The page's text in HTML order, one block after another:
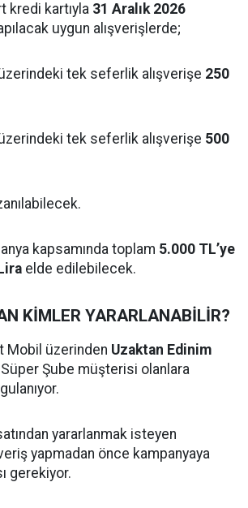
kredi kartıyla 31 Aralık 2026
uygun alışverişlerde;
tek seferlik alışverişe 250
tek seferlik alışverişe 500
kapsamında toplam 5.000 TL’ye
elde edilebilecek.
KİMLER YARARLANABİLİR?
Mobil üzerinden Uzaktan Edinim
Şube müşterisi olanlara
yararlanmak isteyen
yapmadan önce kampanyaya
gerekiyor.